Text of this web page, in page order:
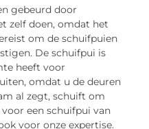
gebeurd door
zelf doen, omdat het
om de schuifpuien
De schuifpui is
heeft voor
omdat u de deuren
al zegt, schuift om
een schuifpui van
voor onze expertise.